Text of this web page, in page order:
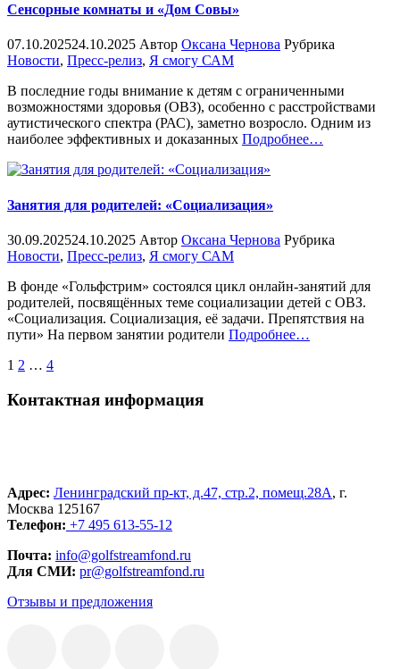
Сенсорные комнаты и «Дом Совы»
07.10.202524.10.2025 Автор Оксана Чернова Рубрика
Новости, Пресс-релиз, Я смогу САМ
В последние годы внимание к детям с ограниченными
возможностями здоровья (ОВЗ), особенно с расстройствами
аутистического спектра (РАС), заметно возросло. Одним из
наиболее эффективных и доказанных Подробнее«%s»
…
Занятия для родителей: «Социализация»
30.09.202524.10.2025 Автор Оксана Чернова Рубрика
Новости, Пресс-релиз, Я смогу САМ
В фонде «Гольфстрим» состоялся цикл онлайн-занятий для
родителей, посвящённых теме социализации детей с ОВЗ.
«Социализация. Социализация, её задачи. Препятствия на
пути» На первом занятии родители Подробнее«%s»
…
Пагинация
записей
1 2 … 4
Контактная информация
Адрес: Ленинградский пр-кт, д.47, стр.2, помещ.28А, г.
Москва 125167
Телефон: +7 495 613-55-12
Почта: info@golfstreamfond.ru
Для СМИ: pr@golfstreamfond.ru
Отзывы и предложения